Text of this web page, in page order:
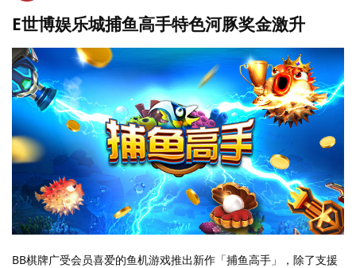
E世博娱乐城捕鱼高手特色河豚奖金激升
BB棋牌广受会员喜爱的鱼机游戏推出新作「捕鱼高手」，除了支援